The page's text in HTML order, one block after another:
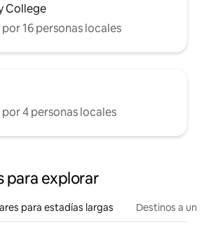
College
16 personas locales
4 personas locales
para explorar
para estadías largas Destinos a un